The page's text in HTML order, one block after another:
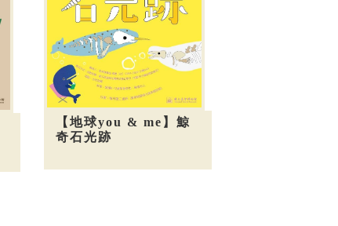
【地球you & me】鯨
奇石光跡